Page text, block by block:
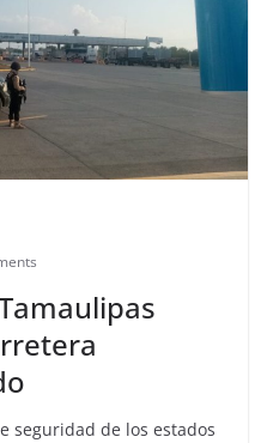
seguridad de los estados